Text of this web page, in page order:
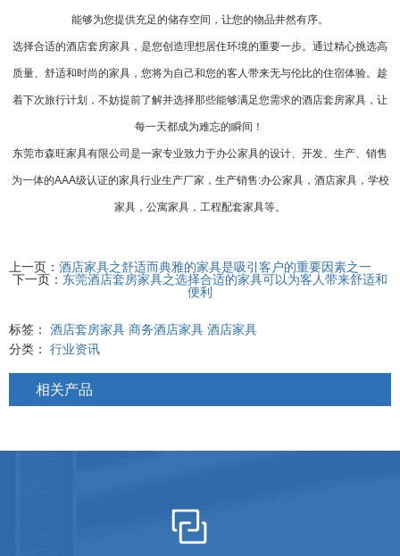
能够为您提供充足的储存空间，让您的物品井然有序。
选择合适的酒店套房家具 ，是您创造理想居住环境的重要一步。通过精心挑选高
质量、舒适和时尚的家具，您将为自己和您的客人带来无与伦比的住宿体验。趁
着下次旅行计划，不妨提前了解并选择那些能够满足您需求的酒店套房家具，让
每一天都成为难忘的瞬间！
东莞市森旺家具有限公司是一家专业致力于办公家具的设计、开发、生产、销售
为一体的AAA级认证的家具行业生产厂家，生产销售:办公家具，酒店家具，学校
家具，公寓家具，工程配套家具等。
上一页： 酒店家具之舒适而典雅的家具是吸引客户的重要因素之一
下一页： 东莞酒店套房家具之选择合适的家具可以为客人带来舒适和
便利
标签： 酒店套房家具 商务酒店家具 酒店家具
分类： 行业资讯
相关产品